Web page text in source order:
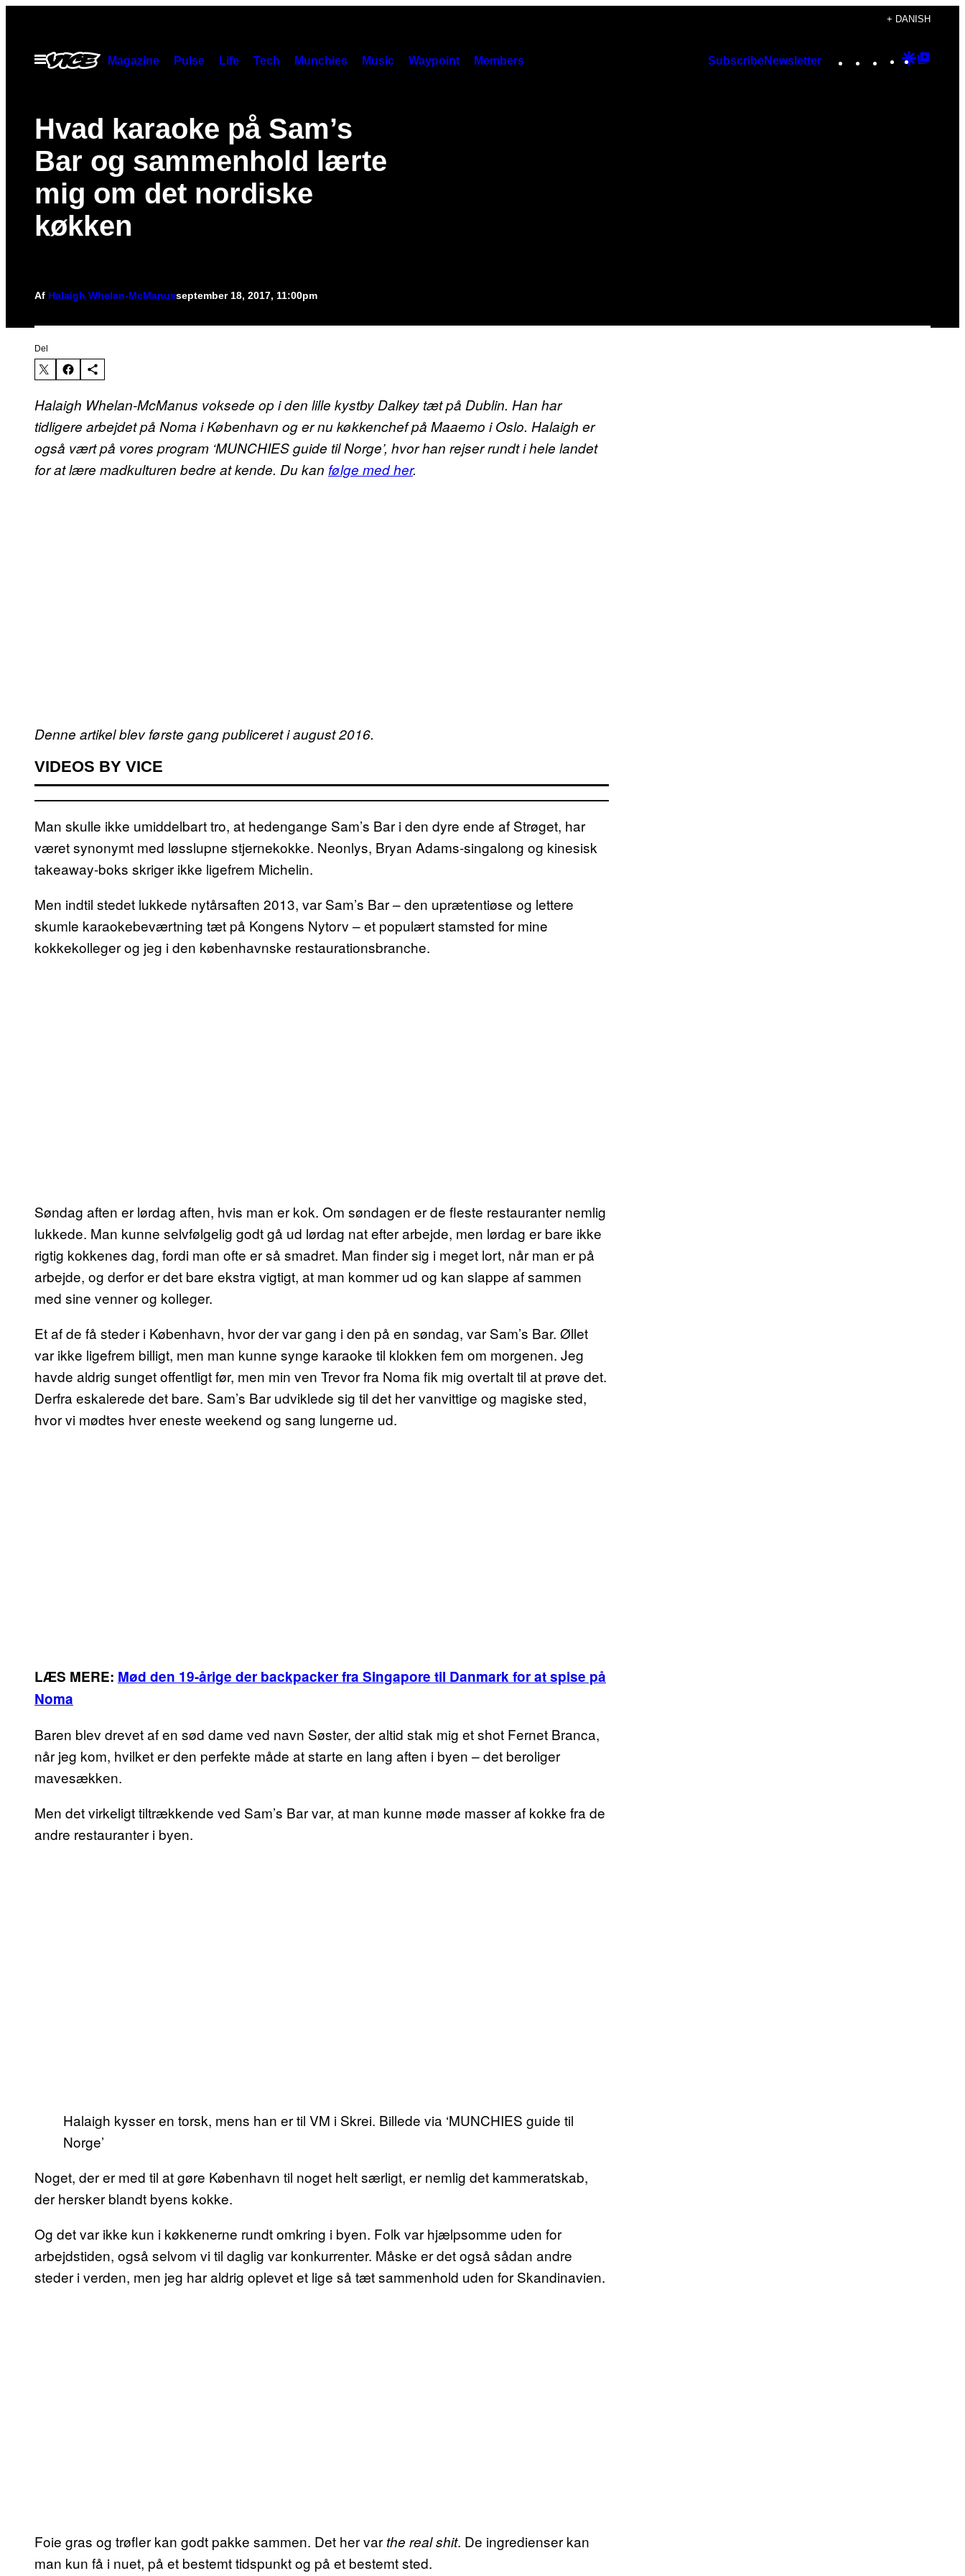
indhold
+ DANISH
Åbn
Menu
Magazine Pulse Life Tech Munchies Music Waypoint Members SubscribeNewsletter Instagram
TikTok
YouTube
Google
Hvad karaoke på Sam’s
Bar og sammenhold lærte
mig om det nordiske
køkken
Af Halaigh Whelan-McManusseptember 18, 2017, 11:00pm
Del
Halaigh Whelan-McManus voksede op i den lille kystby Dalkey tæt på Dublin. Han har
tidligere arbejdet på Noma i København og er nu køkkenchef på Maaemo i Oslo. Halaigh er
også vært på vores program ‘MUNCHIES guide til Norge’, hvor han rejser rundt i hele landet
for at lære madkulturen bedre at kende. Du kan følge med her.
Denne artikel blev første gang publiceret i august 2016.
VIDEOS BY VICE
Man skulle ikke umiddelbart tro, at hedengange Sam’s Bar i den dyre ende af Strøget, har
været synonymt med løsslupne stjernekokke. Neonlys, Bryan Adams-singalong og kinesisk
takeaway-boks skriger ikke ligefrem Michelin.
Men indtil stedet lukkede nytårsaften 2013, var Sam’s Bar – den uprætentiøse og lettere
skumle karaokebeværtning tæt på Kongens Nytorv – et populært stamsted for mine
kokkekolleger og jeg i den københavnske restaurationsbranche.
Søndag aften er lørdag aften, hvis man er kok. Om søndagen er de fleste restauranter nemlig
lukkede. Man kunne selvfølgelig godt gå ud lørdag nat efter arbejde, men lørdag er bare ikke
rigtig kokkenes dag, fordi man ofte er så smadret. Man finder sig i meget lort, når man er på
arbejde, og derfor er det bare ekstra vigtigt, at man kommer ud og kan slappe af sammen
med sine venner og kolleger.
Et af de få steder i København, hvor der var gang i den på en søndag, var Sam’s Bar. Øllet
var ikke ligefrem billigt, men man kunne synge karaoke til klokken fem om morgenen. Jeg
havde aldrig sunget offentligt før, men min ven Trevor fra Noma fik mig overtalt til at prøve det.
Derfra eskalerede det bare. Sam’s Bar udviklede sig til det her vanvittige og magiske sted,
hvor vi mødtes hver eneste weekend og sang lungerne ud.
LÆS MERE: Mød den 19-årige der backpacker fra Singapore til Danmark for at spise på
Noma
Baren blev drevet af en sød dame ved navn Søster, der altid stak mig et shot Fernet Branca,
når jeg kom, hvilket er den perfekte måde at starte en lang aften i byen – det beroliger
mavesækken.
Men det virkeligt tiltrækkende ved Sam’s Bar var, at man kunne møde masser af kokke fra de
andre restauranter i byen.
Halaigh kysser en torsk, mens han er til VM i Skrei. Billede via ‘MUNCHIES guide til
Norge’
Noget, der er med til at gøre København til noget helt særligt, er nemlig det kammeratskab,
der hersker blandt byens kokke.
Og det var ikke kun i køkkenerne rundt omkring i byen. Folk var hjælpsomme uden for
arbejdstiden, også selvom vi til daglig var konkurrenter. Måske er det også sådan andre
steder i verden, men jeg har aldrig oplevet et lige så tæt sammenhold uden for Skandinavien.
Foie gras og trøfler kan godt pakke sammen. Det her var the real shit. De ingredienser kan
man kun få i nuet, på et bestemt tidspunkt og på et bestemt sted.